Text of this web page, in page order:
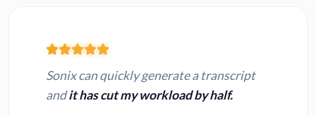
Sonix can quickly generate a transcript
andit has cut my workload by half.